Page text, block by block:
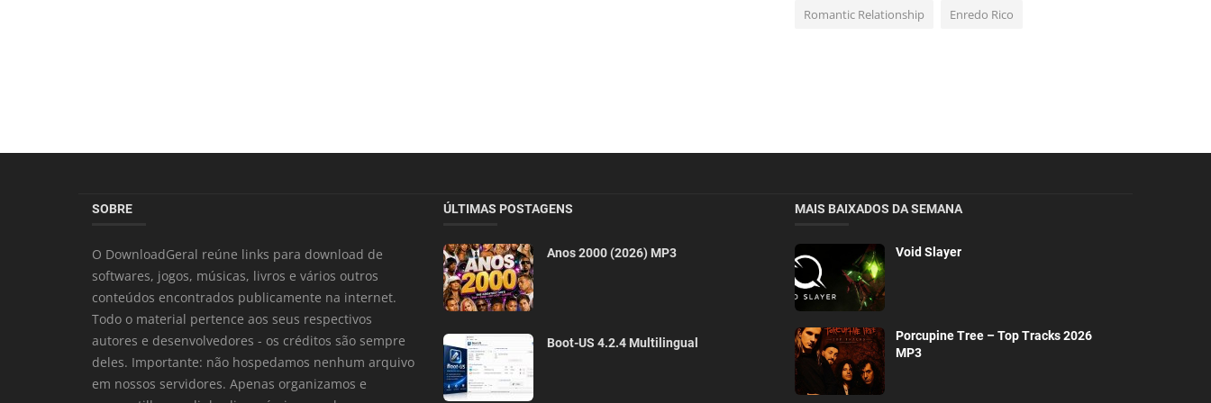
Romantic Relationship Enredo Rico
SOBRE
O DownloadGeral reúne links para download de
softwares, jogos, músicas, livros e vários outros
conteúdos encontrados publicamente na internet.
Todo o material pertence aos seus respectivos
autores e desenvolvedores - os créditos são sempre
deles. Importante: não hospedamos nenhum arquivo
em nossos servidores. Apenas organizamos e
ÚLTIMAS POSTAGENS
Anos 2000 (2026) MP3
Boot-US 4.2.4 Multilingual
MAIS BAIXADOS DA SEMANA
Void Slayer
Porcupine Tree – Top Tracks 2026
MP3